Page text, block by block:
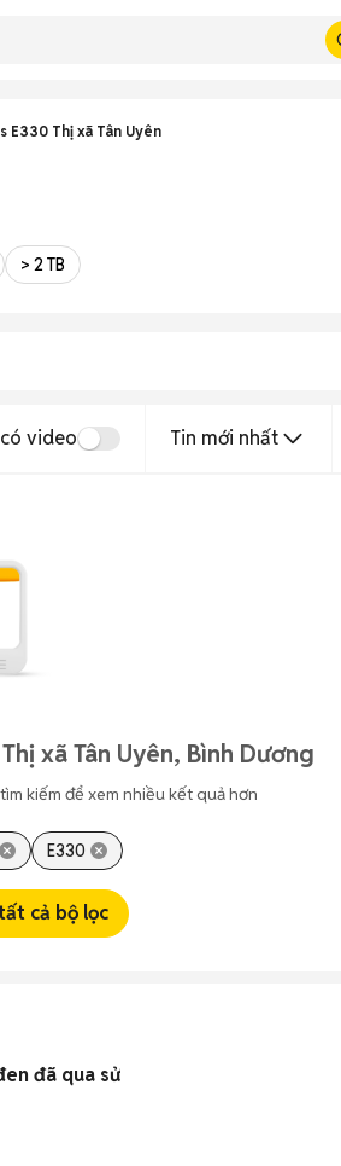
E330 Thị xã Tân Uyên
> 2 TB
video Tin mới nhất
xã Tân Uyên, Bình Dương
kiếm để xem nhiều kết quả hơn
E330
cả bộ lọc
đã qua sử